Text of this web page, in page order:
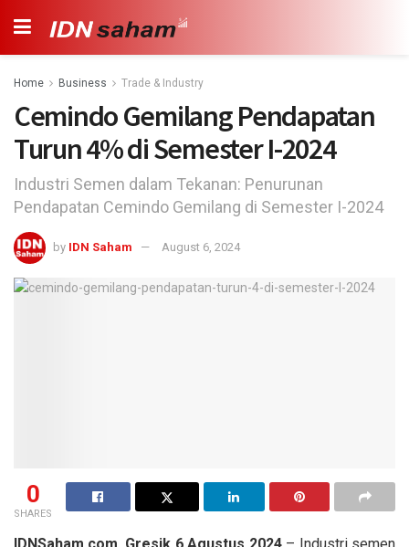
Home Business Trade & Industry
Cemindo Gemilang Pendapatan
Turun 4% di Semester I-2024
Industri Semen dalam Tekanan: Penurunan
Pendapatan Cemindo Gemilang di Semester I-2024
by IDN Saham August 6, 2024
0
SHARES